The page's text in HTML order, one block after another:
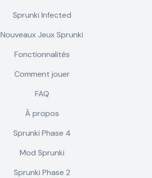
Sprunki Infected
Nouveaux Jeux Sprunki
Fonctionnalités
Comment jouer
FAQ
À propos
Sprunki Phase 4
Mod Sprunki
Sprunki Phase 2